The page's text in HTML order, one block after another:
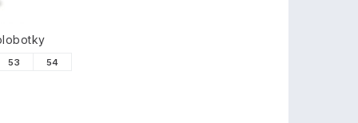
53 54